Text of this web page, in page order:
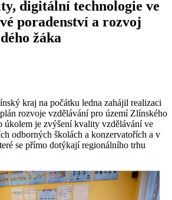
digitální technologie ve
poradenství a rozvoj
žáka
kraj na počátku ledna zahájil realizaci
rozvoje vzdělávání pro území Zlínského
je zvýšení kvality vzdělávání ve
odborných školách a konzervatořích a v
se přímo dotýkají regionálního trhu